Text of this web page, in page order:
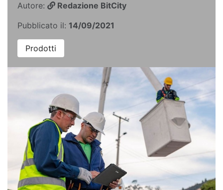
Autore:
Redazione BitCity
Pubblicato il: 14/09/2021
Prodotti